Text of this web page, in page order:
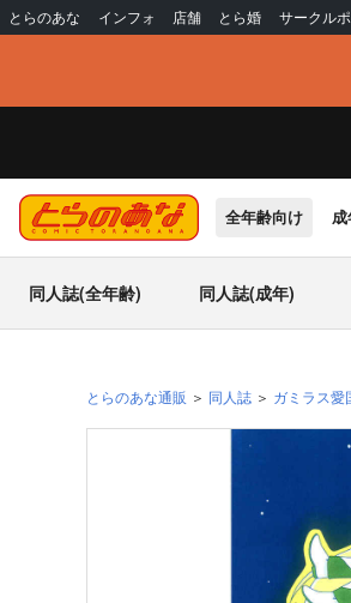
とらのあな インフォ 店舗 とら婚 サークル
全年齢向け 成
同人誌(全年齢) 同人誌(成年)
とらのあな通販 同人誌 ガミラス愛